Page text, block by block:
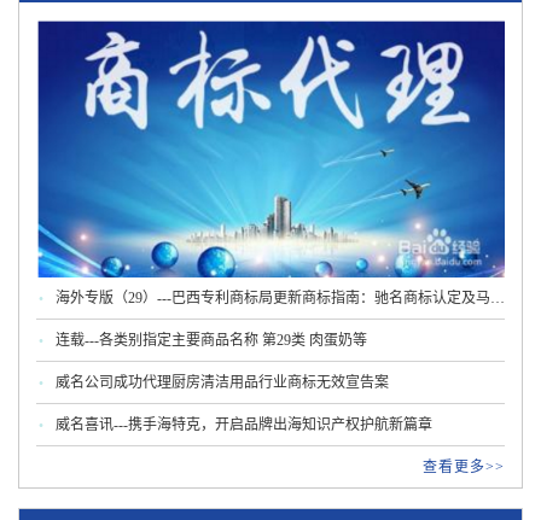
海外专版（29）---巴西专利商标局更新商标指南：驰名商标认定及马德
里程序新规
连载---各类别指定主要商品名称 第29类 肉蛋奶等
威名公司成功代理厨房清洁用品行业商标无效宣告案
威名喜讯---携手海特克，开启品牌出海知识产权护航新篇章
查看更多>>